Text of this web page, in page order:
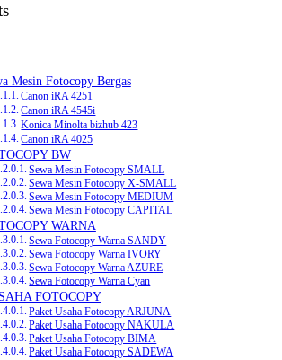
Mesin Fotocopy Bergas
Canon iRA 4251
Canon iRA 4545i
Konica Minolta bizhub 423
Canon iRA 4025
BW
Sewa Mesin Fotocopy SMALL
Sewa Mesin Fotocopy X-SMALL
Sewa Mesin Fotocopy MEDIUM
Sewa Mesin Fotocopy CAPITAL
WARNA
Sewa Fotocopy Warna SANDY
Sewa Fotocopy Warna IVORY
Sewa Fotocopy Warna AZURE
Sewa Fotocopy Warna Cyan
FOTOCOPY
Paket Usaha Fotocopy ARJUNA
Paket Usaha Fotocopy NAKULA
Paket Usaha Fotocopy BIMA
Paket Usaha Fotocopy SADEWA